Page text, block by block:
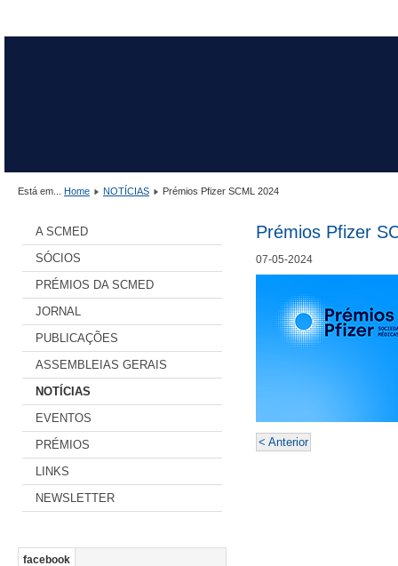
Está em... Home NOTÍCIAS Prémios Pfizer SCML 2024
A SCMED
SÓCIOS
PRÉMIOS DA SCMED
JORNAL
PUBLICAÇÕES
ASSEMBLEIAS GERAIS
NOTÍCIAS
EVENTOS
PRÉMIOS
LINKS
NEWSLETTER
facebook
Prémios Pfizer
07-05-2024
< Anterior